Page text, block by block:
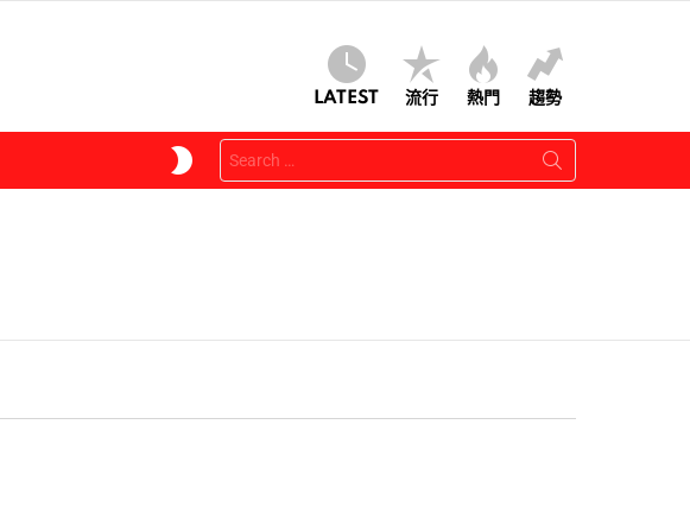
LATEST 流行 熱門 趨勢
SKIN
Search
for: